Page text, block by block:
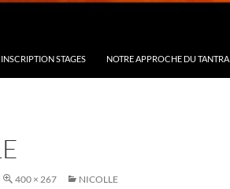
STAGES NOTRE APPROCHE DU TANTRA
400 × 267 NICOLLE